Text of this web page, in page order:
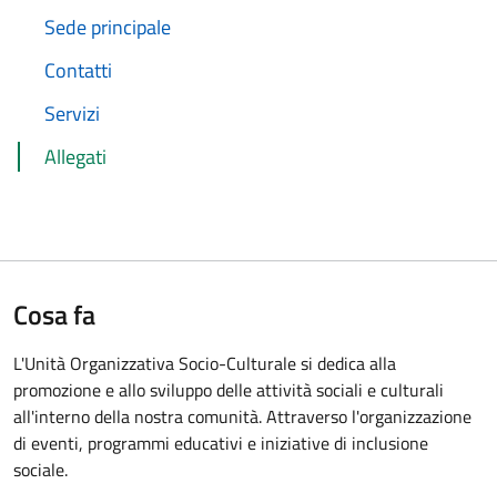
Sede principale
Contatti
Servizi
Allegati
Cosa fa
L'Unità Organizzativa Socio-Culturale si dedica alla
promozione e allo sviluppo delle attività sociali e culturali
all'interno della nostra comunità. Attraverso l'organizzazione
di eventi, programmi educativi e iniziative di inclusione
sociale.